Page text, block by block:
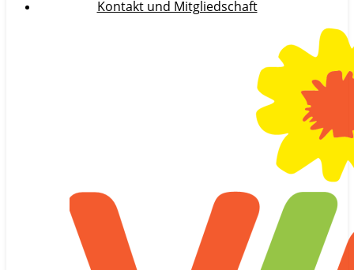
Kontakt und Mitgliedschaft